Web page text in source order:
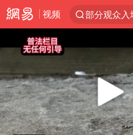
视频
U17国足
秋天的第
台风白海